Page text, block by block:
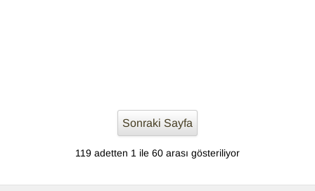
Sonraki Sayfa
119 adetten 1 ile 60 arası gösteriliyor